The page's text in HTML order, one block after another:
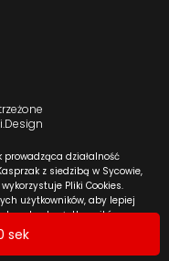
sek
działalność
z siedzibą w Sycowie,
Pliki Cookies.
użytkowników, aby lepiej
potrzeb użytkowników.